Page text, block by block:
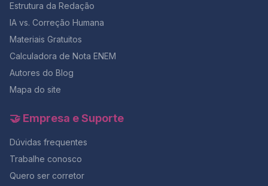
Estrutura da Redação
IA vs. Correção Humana
Materiais Gratuitos
Calculadora de Nota ENEM
Autores do Blog
Mapa do site
🤝 Empresa e Suporte
Dúvidas frequentes
Trabalhe conosco
Quero ser corretor